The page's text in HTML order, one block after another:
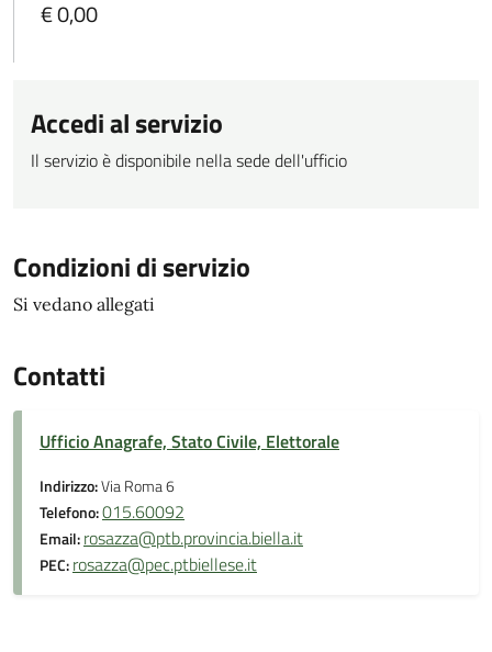
€ 0,00
Accedi al servizio
Il servizio è disponibile nella sede dell'ufficio
Condizioni di servizio
Si vedano allegati
Contatti
Ufficio Anagrafe, Stato Civile, Elettorale
Indirizzo:Via Roma 6
Telefono:015.60092
Email:rosazza@ptb.provincia.biella.it
PEC:rosazza@pec.ptbiellese.it